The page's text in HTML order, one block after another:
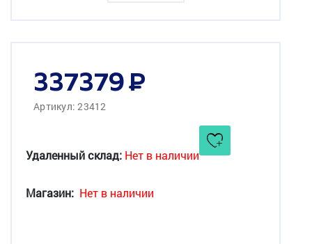
337379
Артикул: 23412
Удаленный склад: Нет в наличии
Магазин: Нет в наличии